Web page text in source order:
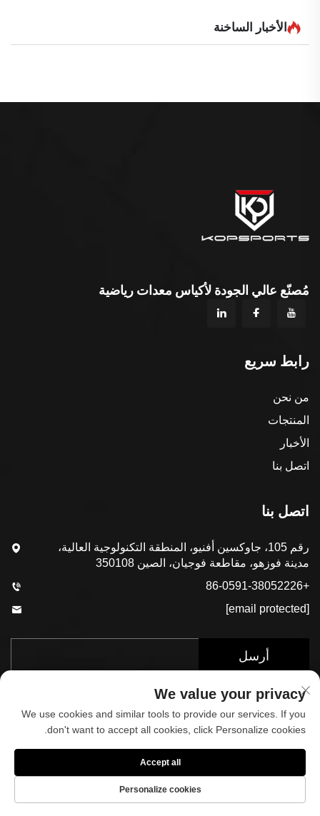
الأخبار الساخنة
مُصنّع عالي الجودة لأكياس معدات رياضية
رابط سريع
من نحن
المنتجات
الأخبار
اتصل بنا
اتصل بنا
رقم 105، جاوكسين أفنيو، المنطقة التكنولوجية العالية،
مدينة فوزهو، مقاطعة فوجيان، الصين 350108
+86-0591-38052226
أرسل
سبورتس المحدودة.سياسة الخصوصية
We value your privacy
We use cookies and similar tools to provide our services. If you
don't want to accept all cookies, click Personalize cookies.
Personalize cookies
Accept all